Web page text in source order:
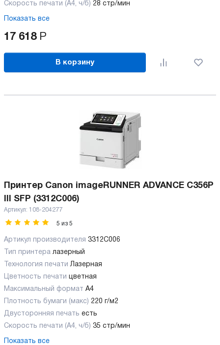
Скорость печати (А4, ч/б) 28 стр/мин
Показать все
17 618 Р
В корзину
Принтер Canon imageRUNNER ADVANCE C356P
III SFP (3312C006)
Артикул: 108-204277
5 из 5
Артикул производителя 3312C006
Тип принтера лазерный
Технология печати Лазерная
Цветность печати цветная
Максимальный формат А4
Плотность бумаги (макс) 220 г/м2
Двусторонняя печать есть
Скорость печати (А4, ч/б) 35 стр/мин
Показать все